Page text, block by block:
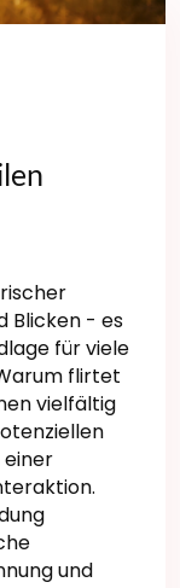
Blicken - es
für viele
flirtet
vielfältig
einer
und